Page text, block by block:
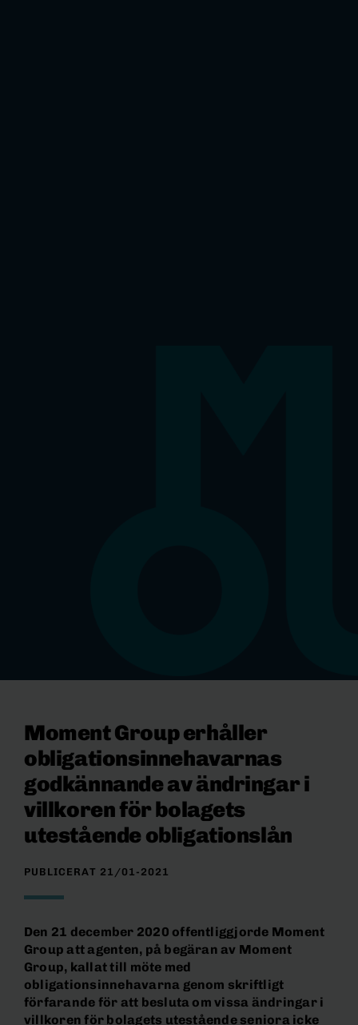
Moment Group erhåller
obligationsinnehavarnas
godkännande av ändringar i
villkoren för bolagets
utestående obligationslån
PUBLICERAT 21/01-2021
Den 21 december 2020 offentliggjorde Moment
Group att agenten, på begäran av Moment
Group, kallat till möte med
obligationsinnehavarna genom skriftligt
förfarande för att besluta om vissa ändringar i
villkoren för bolagets utestående seniora icke